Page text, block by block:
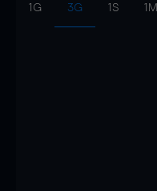
1G 3G 1S 1M